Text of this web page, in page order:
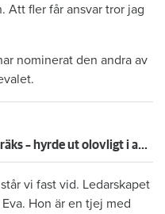
Att fler får ansvar tror jag
nominerat den andra av
Sexbarnsmamma vräks – hyrde ut olovligt i andrahand: ”Borde tas större hänsyn till barnen”
vi fast vid. Ledarskapet
Hon är en tjej med